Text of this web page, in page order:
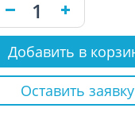
Добавить в
Оставить заявку